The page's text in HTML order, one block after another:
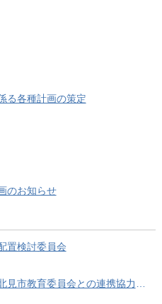
る各種計画の策定
のお知らせ
置検討委員会
員会との連携協力に関する協定の締結